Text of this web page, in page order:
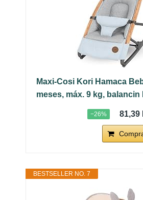
Maxi-Cosi Kori Hamaca
meses, máx. 9 kg, balancin
−26% 81,39
BESTSELLER NO. 7